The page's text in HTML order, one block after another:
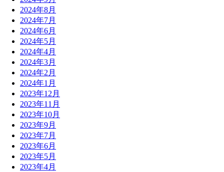
2024年8月
2024年7月
2024年6月
2024年5月
2024年4月
2024年3月
2024年2月
2024年1月
2023年12月
2023年11月
2023年10月
2023年9月
2023年7月
2023年6月
2023年5月
2023年4月